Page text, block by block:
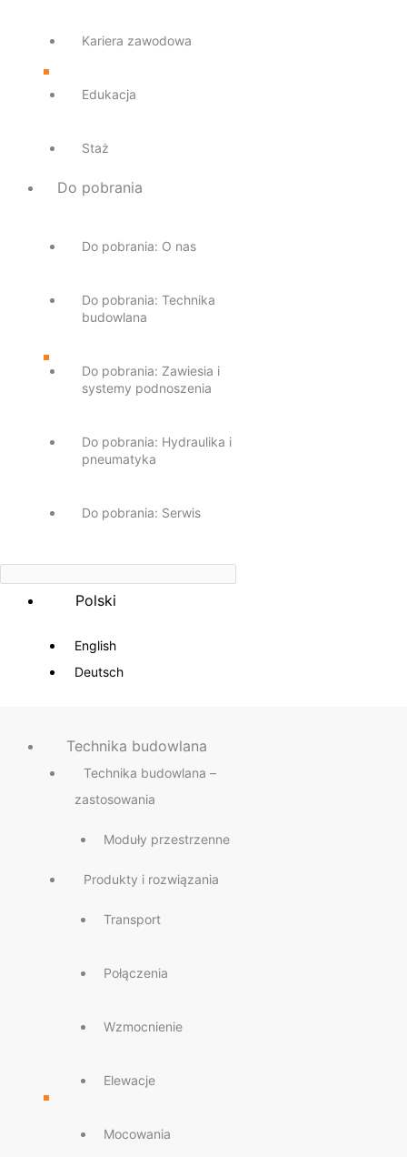
Kariera zawodowa
Edukacja
Staż
Do pobrania
Do pobrania: O nas
Do pobrania: Technika
budowlana
Do pobrania: Zawiesia i
systemy podnoszenia
Do pobrania: Hydraulika i
pneumatyka
Do pobrania: Serwis
Polski
English
Deutsch
Technika budowlana
Technika budowlana –
zastosowania
Moduły przestrzenne
Produkty i rozwiązania
Transport
Połączenia
Wzmocnienie
Elewacje
Mocowania